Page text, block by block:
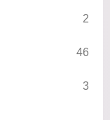
2
46
3